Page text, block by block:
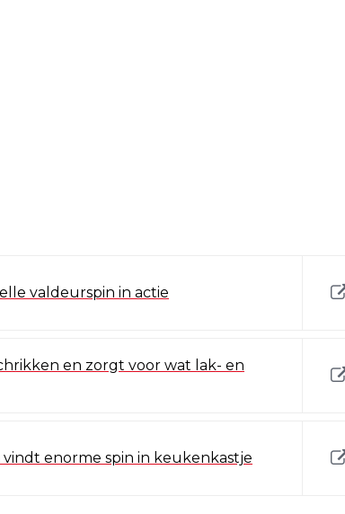
valdeurspin in actie
en zorgt voor wat lak- en
enorme spin in keukenkastje